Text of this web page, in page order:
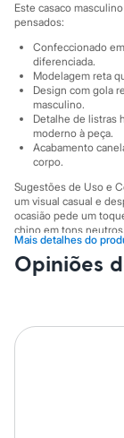
Mindset
Sawary
Yessica
Moda esportiva
Acessórios
Blusas
Calçados
Leggings
Shorts e
Tops
Moda íntima
Calcinhas
Cintas e
Meias
Pijamas
Sutiãs e Tops
Moda praia
Personagens
Este casaco
pensados:
Confeccionado
diferenciada.
Modelagem reta
Design com gola
masculino.
Detalhe de listras
moderno à peça.
Acabamento
corpo.
Sugestões de Uso e
um visual casual e
ocasião pede um
chino em tons
sobre uma camiseta
A gente se encontra
Altura: 192cm /
Mais detalhes do
Opiniões